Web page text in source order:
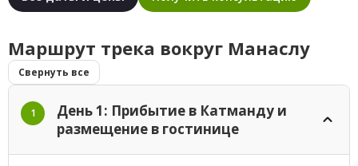
Маршрут трека вокруг Манаслу
Свернуть все
1
День 1: Прибытие в Катманду и
размещение в гостинице